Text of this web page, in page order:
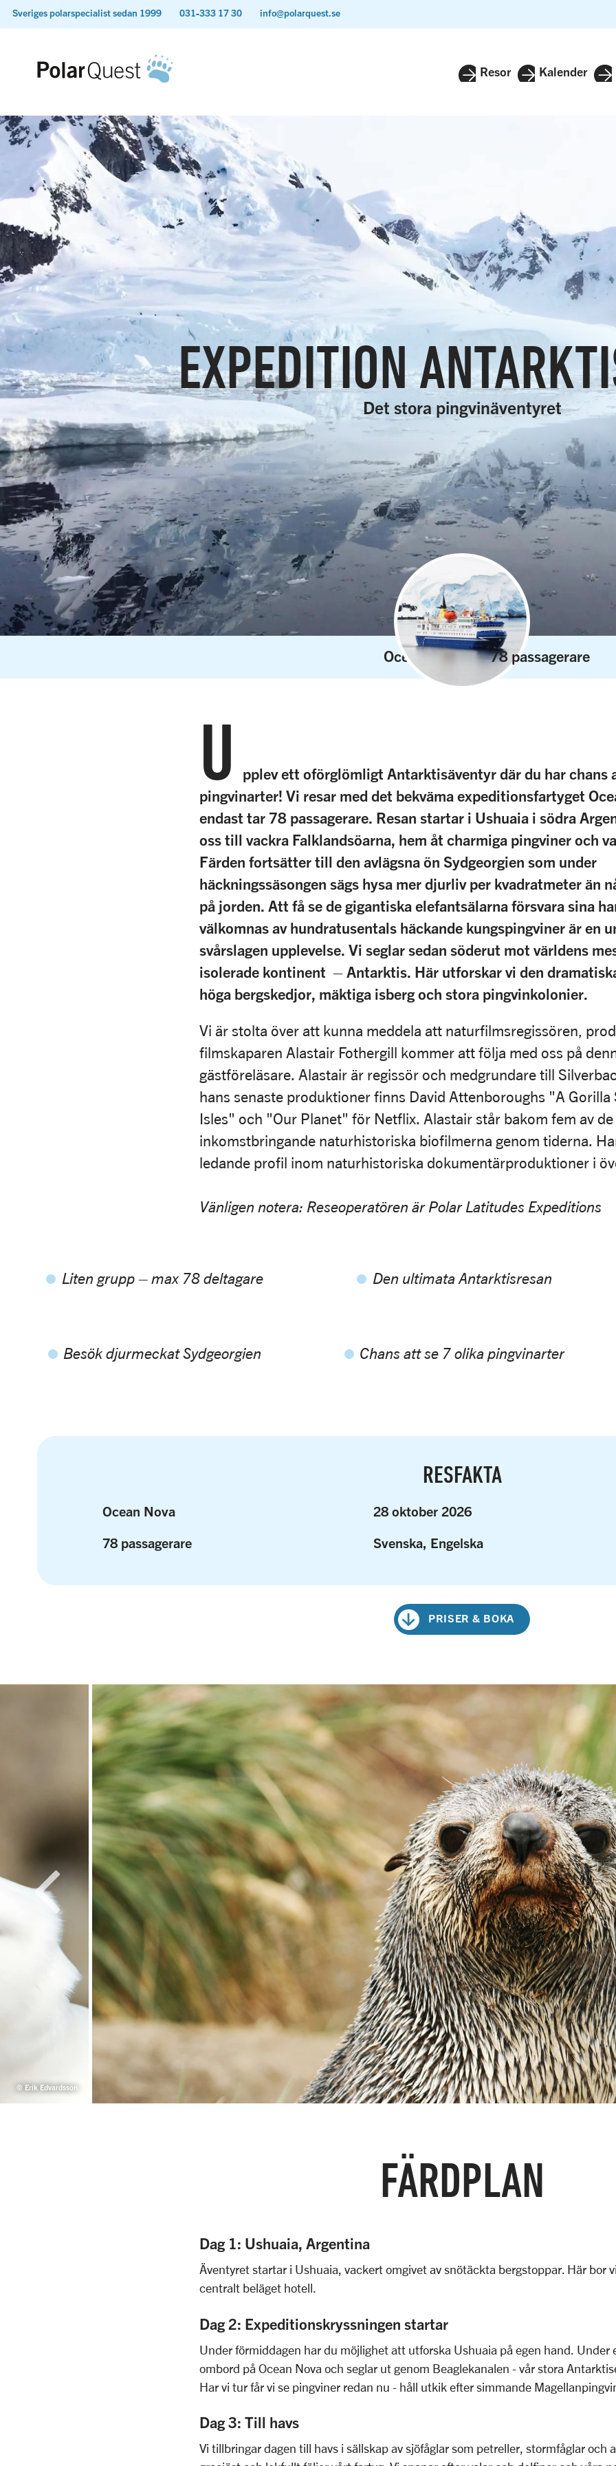
Sveriges polarspecialist sedan 1999 031-333 17 30 info@polarquest.se
Resor Kalender
EXPEDITION
Det stora pingvinäventyret
Ocean Nova 78 passagerare
U
pplev ett oförglömligt Antarktisäventyr där du har chans
pingvinarter! Vi resar med det bekväma expeditionsfartyget
endast tar 78 passagerare. Resan startar i Ushuaia i södra
oss till vackra Falklandsöarna, hem åt charmiga pingviner och
Färden fortsätter till den avlägsna ön Sydgeorgien som under
häckningssäsongen sägs hysa mer djurliv per kvadratmeter än
på jorden. Att få se de gigantiska elefantsälarna försvara sina
välkomnas av hundratusentals häckande kungspingviner är en
svårslagen upplevelse. Vi seglar sedan söderut mot världens
isolerade kontinent – Antarktis. Här utforskar vi den
höga bergskedjor, mäktiga isberg och stora pingvinkolonier.
Vi är stolta över att kunna meddela att naturfilmsregissören,
filmskaparen Alastair Fothergill kommer att följa med oss på
gästföreläsare. Alastair är regissör och medgrundare till
hans senaste produktioner finns David Attenboroughs "A
Isles" och "Our Planet" för Netflix. Alastair står bakom fem av
inkomstbringande naturhistoriska biofilmerna genom tiderna.
ledande profil inom naturhistoriska dokumentärproduktioner i
Vänligen notera: Reseoperatören är Polar Latitudes Expeditions
Liten grupp – max 78 deltagare Den ultimata Antarktisresan
Besök djurmeckat Sydgeorgien Chans att se 7 olika pingvinarter
RESFAKTA
Ocean Nova 28 oktober 2026
78 passagerare
Svenska, Engelska
PRISER & BOKA
© Erik Edvardsson
FÄRDPLAN
Dag 1: Ushuaia, Argentina
Äventyret startar i Ushuaia, vackert omgivet av snötäckta bergstoppar. Här bor
centralt beläget hotell.
Dag 2: Expeditionskryssningen startar
Under förmiddagen har du möjlighet att utforska Ushuaia på egen hand. Under
ombord på Ocean Nova och seglar ut genom Beaglekanalen - vår stora
Har vi tur får vi se pingviner redan nu - håll utkik efter simmande
Dag 3: Till havs
Vi tillbringar dagen till havs i sällskap av sjöfåglar som petreller, stormfåglar och